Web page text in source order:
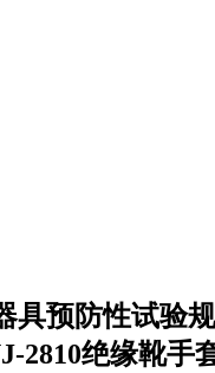
防性试验规
2810绝缘靴